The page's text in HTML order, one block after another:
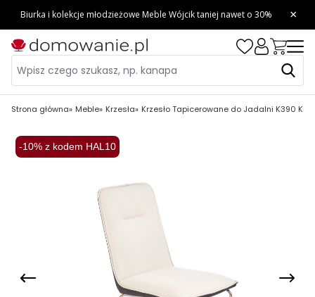
Strona główna Meble Krzesła Krzesło Tapicerowane do Jadalni K390
-10% z kodem HAL10